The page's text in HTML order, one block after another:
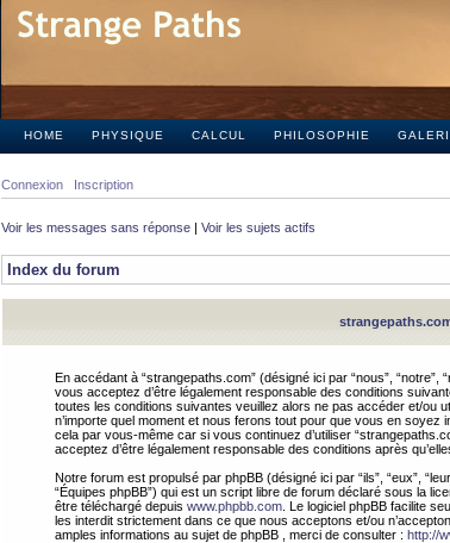
HOME PHYSIQUE CALCUL PHILOSOPHIE
Connexion Inscription
Voir les messages sans réponse | Voir les sujets actifs
Index du forum
En accédant à “strangepaths.com” (désigné ici par “nous”, “notre”,
vous acceptez d’être légalement responsable des conditions
toutes les conditions suivantes veuillez alors ne pas accéder et/ou
n’importe quel moment et nous ferons tout pour que vous en soyez
cela par vous-même car si vous continuez d’utiliser
acceptez d’être légalement responsable des conditions après
Notre forum est propulsé par phpBB (désigné ici par “ils”, “eux”,
“Équipes phpBB”) qui est un script libre de forum déclaré sous la
être téléchargé depuis www.phpbb.com . Le logiciel phpBB facilite
les interdit strictement dans ce que nous acceptons et/ou
amples informations au sujet de phpBB , merci de consulter : http://